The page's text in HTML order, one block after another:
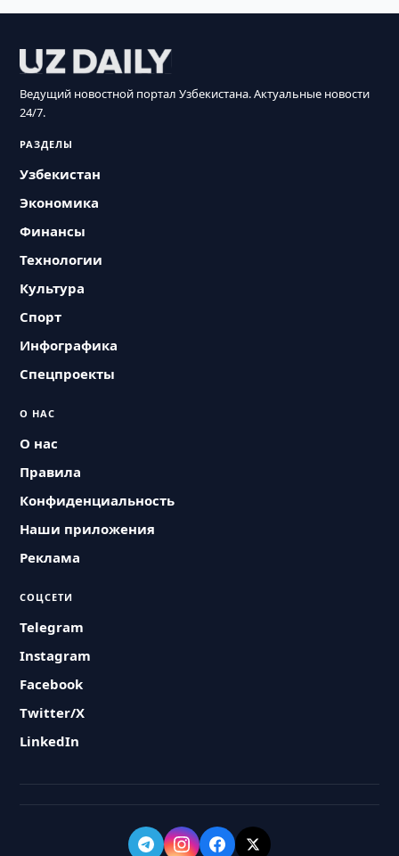
Ведущий новостной портал Узбекистана. Актуальные новости
24/7.
РАЗДЕЛЫ
Узбекистан
Экономика
Финансы
Технологии
Культура
Спорт
Инфографика
Спецпроекты
О НАС
О нас
Правила
Конфиденциальность
Наши приложения
Реклама
СОЦСЕТИ
Telegram
Instagram
Facebook
Twitter/X
LinkedIn